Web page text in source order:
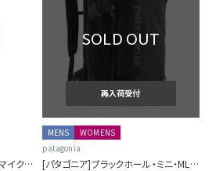
[パタゴニア]ブラックホール・マイクロ・MLC 22L
SOLD OUT
再入荷受付
MENS
WOMENS
patagonia
[パタゴニア]ブラックホール・ミニ・MLC 30L